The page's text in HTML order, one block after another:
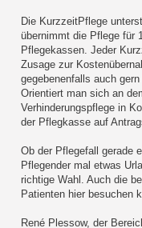
Die KurzzeitPflege
übernimmt die Pflege für
Pflegekassen. Jeder
Zusage zur
gegebenenfalls auch
Orientiert man sich an
Verhinderungspflege in
der Pflegkasse auf
Ob der Pflegefall gerade
Pflegender mal etwas
richtige Wahl. Auch die
Patienten hier besuchen
René Plessow, der